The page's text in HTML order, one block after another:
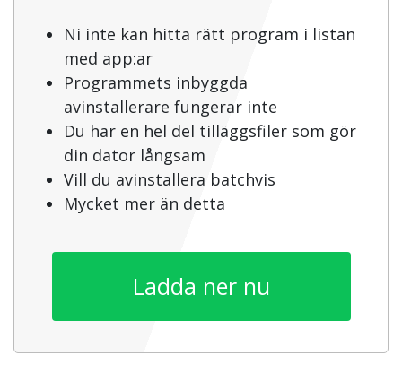
Ni inte kan hitta rätt program i listan
med app:ar
Programmets inbyggda
avinstallerare fungerar inte
Du har en hel del tilläggsfiler som gör
din dator långsam
Vill du avinstallera batchvis
Mycket mer än detta
Ladda ner nu